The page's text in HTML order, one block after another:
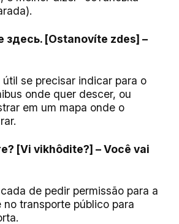
здесь. [Ostanovíte zdes] –
útil se precisar indicar para o
onde quer descer, ou
em um mapa onde o
[Vi vikhôdite?] – Você vai
de pedir permissão para a
no transporte público para